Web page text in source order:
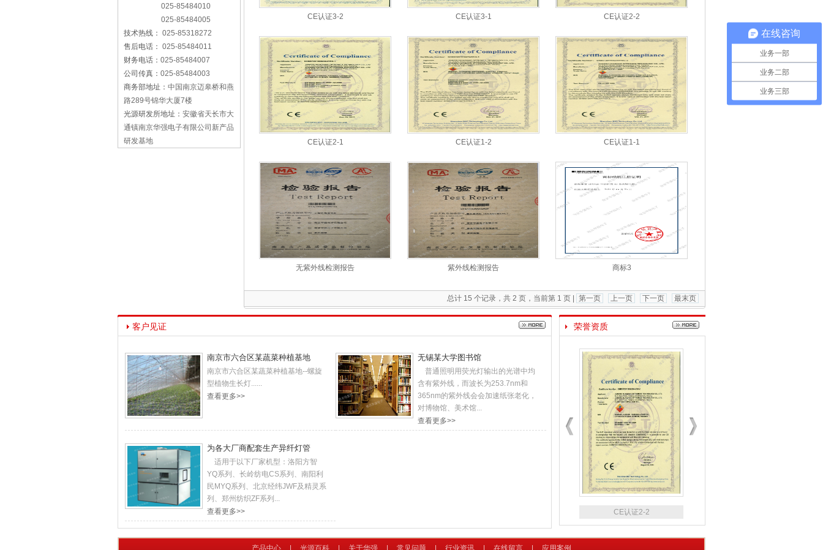
025-85484010
025-85484005
技术热线： 025-85318272
售后电话： 025-85484011
财务电话： 025-85484007
公司传真： 025-85484003
商务部地址： 中国南京迈皋桥和燕
路289号锦华大厦7楼
光源研发所地址： 安徽省天长市大
通镇南京华强电子有限公司新产品
研发基地
CE认证3-2 CE认证3-1 CE认证2-2
CE认证2-1 CE认证1-2 CE认证1-1
无紫外线检测报告 紫外线检测报告 商标3
总计 15 个记录，共 2 页，当前第 1 页 | 第一页 上一页 下一页 最末页
客户见证
南京市六合区某蔬菜种植基地
南京市六合区某蔬菜种植基地--螺旋
型植物生长灯......
查看更多>>
无锡某大学图书馆
普通照明用荧光灯输出的光谱中均
含有紫外线，而波长为253.7nm和
365nm的紫外线会会加速纸张老化，
对博物馆、美术馆...
查看更多>>
为各大厂商配套生产异纤灯管
适用于以下厂家机型：洛阳方智
YQ系列、长岭纺电CS系列、南阳利
民MYQ系列、北京经纬JWF及精灵系
列、郑州纺织ZF系列...
查看更多>>
荣誉资质
CE认证-1 CE认证2-2
在线咨询
业务一部
业务二部
业务三部